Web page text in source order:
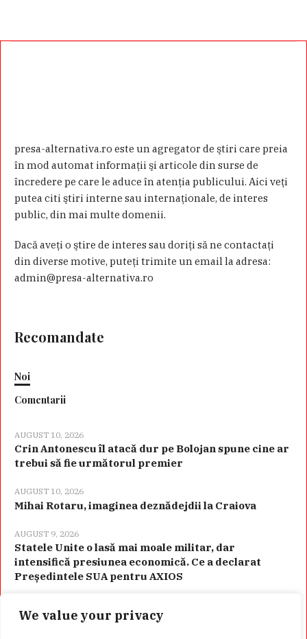
We value your privacy
presa-alternativa.ro este un agregator de ştiri care preia
în mod automat informaţii şi articole din surse de
încredere pe care le aduce în atenţia publicului. Aici veţi
putea citi ştiri interne sau internaţionale, de interes
public, din mai multe domenii.
Dacă aveţi o ştire de interes sau doriţi să ne contactaţi
din diverse motive, puteţi trimite un email la adresa:
admin@presa-alternativa.ro
Recomandate
Noi
Comentarii
AUGUST 10, 2026
Crin Antonescu îl atacă dur pe Bolojan spune cine ar
trebui să fie următorul premier
AUGUST 10, 2026
Mihai Rotaru, imaginea deznădejdii la Craiova
AUGUST 9, 2026
Statele Unite o lasă mai moale militar, dar
intensifică presiunea economică. Ce a declarat
Președintele SUA pentru AXIOS
Categorii